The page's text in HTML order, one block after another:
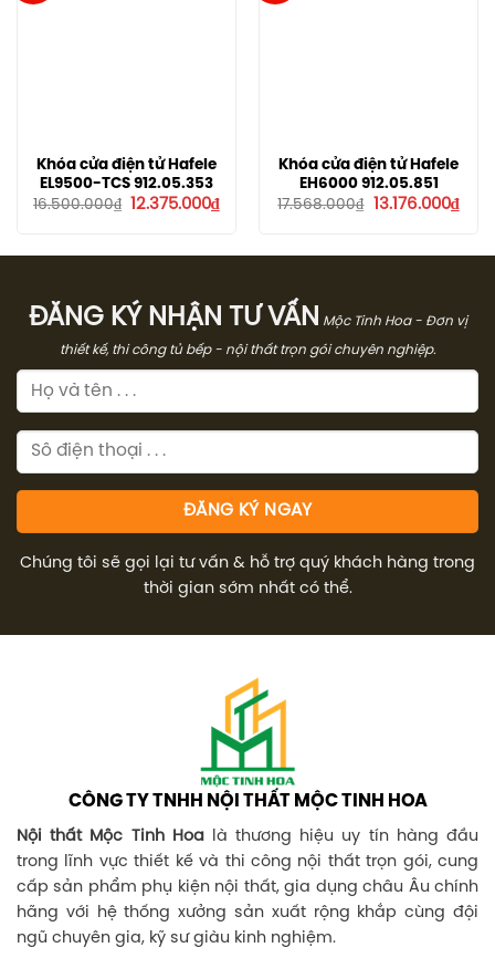
Khóa cửa điện tử Hafele
EL9500-TCS 912.05.353
16.500.000₫ Giá
12.375.000₫Giá
hiện
12.375.000₫.
Khóa cửa điện tử Hafele
EH6000 912.05.851
17.568.000₫
Giá
13.176.000₫Giá
hiện
ĐĂNG KÝ NHẬN TƯ VẤN Mộc Tinh Hoa - Đơn vị
thiết kế, thi công tủ bếp - nội thất trọn gói chuyên nghiệp.
Chúng tôi sẽ gọi lại tư vấn & hỗ trợ quý khách hàng trong
thời gian sớm nhất có thể.
CÔNG TY TNHH NỘI THẤT MỘC TINH HOA
Nội thất Mộc Tinh Hoalà thương hiệu uy tín hàng đầu
trong lĩnh vực thiết kế và thi công nội thất trọn gói, cung
cấp sản phẩm phụ kiện nội thất, gia dụng châu Âu chính
hãng với hệ thống xưởng sản xuất rộng khắp cùng đội
ngũ chuyên gia, kỹ sư giàu kinh nghiệm.